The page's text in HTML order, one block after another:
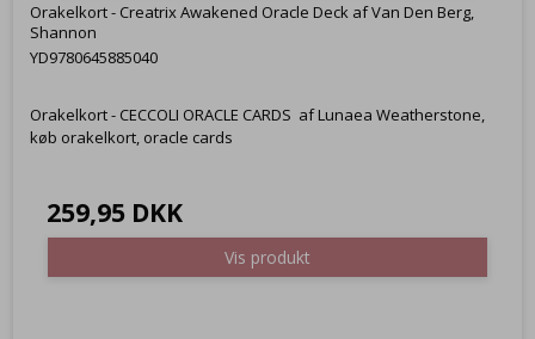
Orakelkort - Creatrix Awakened Oracle Deck af Van Den Berg,
Shannon
YD9780645885040
Orakelkort - CECCOLI ORACLE CARDS af Lunaea Weatherstone,
køb orakelkort, oracle cards
259,95 DKK
Vis produkt